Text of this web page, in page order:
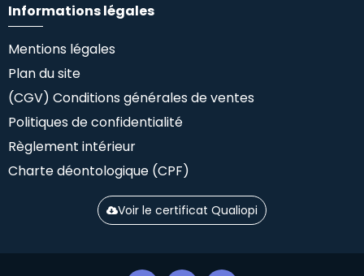
Informations légales
Mentions légales
Plan du site
(CGV) Conditions générales de ventes
Politiques de confidentialité
Règlement intérieur
Charte déontologique (CPF)
Voir le certificat Qualiopi